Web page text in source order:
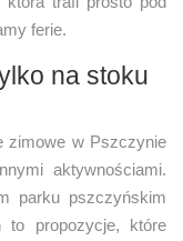
ferie.
na stoku
zimowe w Pszczynie
aktywnościami.
parku pszczyńskim
to propozycje, które